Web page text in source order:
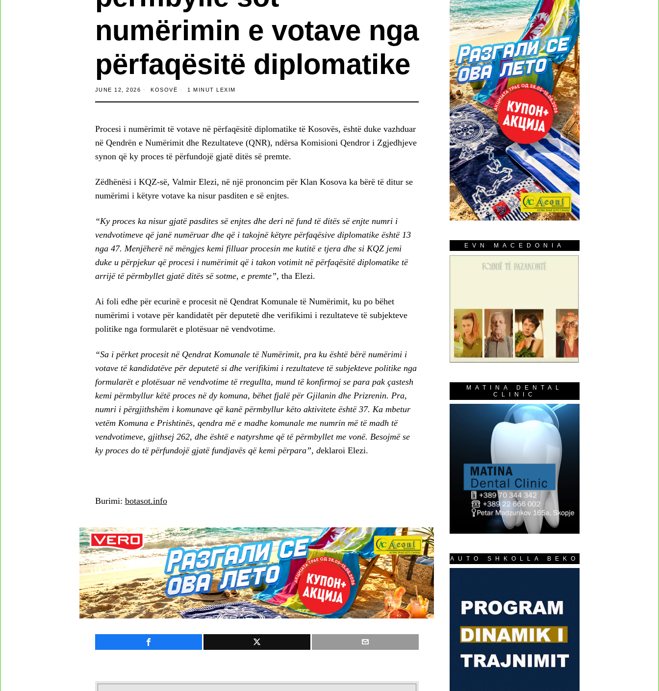
numërimin e votave nga
përfaqësitë diplomatike
JUNE 12, 2026 KOSOVË 1 MINUT LEXIM
Procesi i numërimit të votave në përfaqësitë diplomatike të Kosovës, është duke vazhduar
në Qendrën e Numërimit dhe Rezultateve (QNR), ndërsa Komisioni Qendror i Zgjedhjeve
synon që ky proces të përfundojë gjatë ditës së premte.
Zëdhënësi i KQZ-së, Valmir Elezi, në një prononcim për Klan Kosova ka bërë të ditur se
numërimi i këtyre votave ka nisur pasditen e së enjtes.
“Ky proces ka nisur gjatë pasdites së enjtes dhe deri në fund të ditës së enjte numri i
vendvotimeve që janë numëruar dhe që i takojnë këtyre përfaqësive diplomatike është 13
nga 47. Menjëherë në mëngjes kemi filluar procesin me kutitë e tjera dhe si KQZ jemi
duke u përpjekur që procesi i numërimit që i takon votimit në përfaqësitë diplomatike të
arrijë të përmbyllet gjatë ditës së sotme, e premte”, tha Elezi.
Ai foli edhe për ecurinë e procesit në Qendrat Komunale të Numërimit, ku po bëhet
numërimi i votave për kandidatët për deputetë dhe verifikimi i rezultateve të subjekteve
politike nga formularët e plotësuar në vendvotime.
“Sa i përket procesit në Qendrat Komunale të Numërimit, pra ku është bërë numërimi i
votave të kandidatëve për deputetë si dhe verifikimi i rezultateve të subjekteve politike nga
formularët e plotësuar në vendvotime të rregullta, mund të konfirmoj se para pak çastesh
kemi përmbyllur këtë proces në dy komuna, bëhet fjalë për Gjilanin dhe Prizrenin. Pra,
numri i përgjithshëm i komunave që kanë përmbyllur këto aktivitete është 37. Ka mbetur
vetëm Komuna e Prishtinës, qendra më e madhe komunale me numrin më të madh të
vendvotimeve, gjithsej 262, dhe është e natyrshme që të përmbyllet me vonë. Besojmë se
ky proces do të përfundojë gjatë fundjavës që kemi përpara”, deklaroi Elezi.
Burimi: botasot.info
EVN MACEDONIA
MATINA DENTAL
CLINIC
AUTO SHKOLLA BEKO